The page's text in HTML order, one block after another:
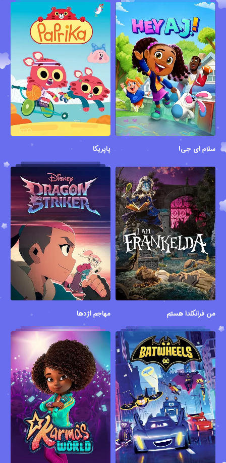
سلام ای جی! پاپریکا
من فرانکلدا هستم مهاجم اژدها